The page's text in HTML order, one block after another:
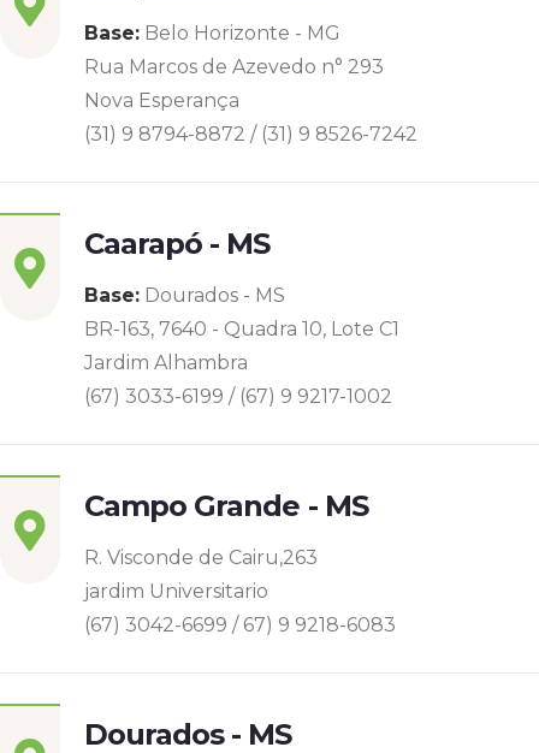
Base: Belo Horizonte - MG
Rua Marcos de Azevedo n° 293
Nova Esperança
(31) 9 8794-8872 / (31) 9 8526-7242
Caarapó - MS
Base: Dourados - MS
BR-163, 7640 - Quadra 10, Lote C1
Jardim Alhambra
(67) 3033-6199 / (67) 9 9217-1002
Campo Grande - MS
R. Visconde de Cairu,263
jardim Universitario
(67) 3042-6699 / 67) 9 9218-6083
Dourados - MS